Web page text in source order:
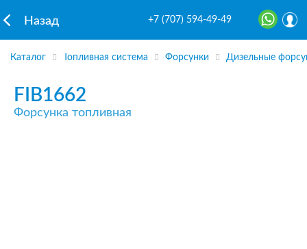
Назад +7 (707) 594-49-49
Каталог Топливная система Форсунки Дизельные
FIB1662
Форсунка топливная